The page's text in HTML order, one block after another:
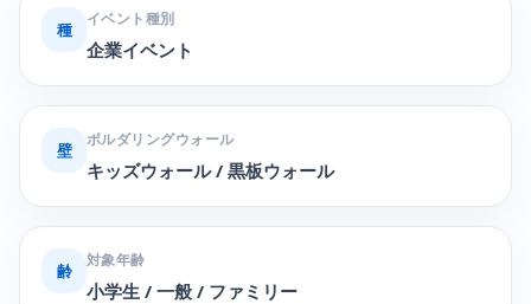
種
イベント種別
企業イベント
壁
ボルダリングウォール
キッズウォール / 黒板ウォール
齢
対象年齢
小学生 / 一般 / ファミリー